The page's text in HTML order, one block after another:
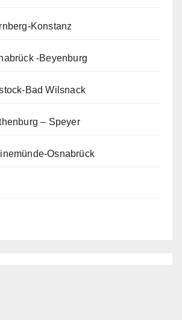
Konstanz
-Beyenburg
Bad Wilsnack
– Speyer
Osnabrück